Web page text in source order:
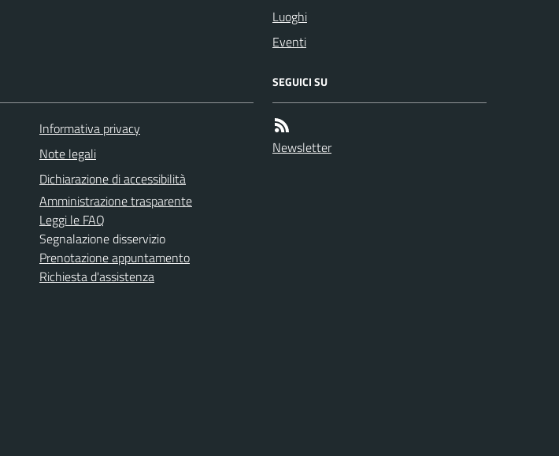
Luoghi
Eventi
Informativa privacy
Note legali
Dichiarazione di accessibilità
Amministrazione trasparente
Leggi le FAQ
Segnalazione disservizio
Prenotazione appuntamento
Richiesta d'assistenza
SEGUICI SU
Newsletter